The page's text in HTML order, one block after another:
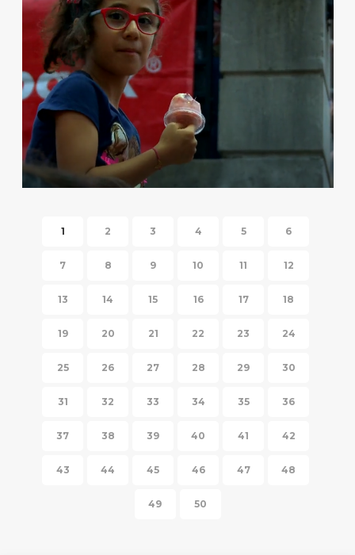
1 2 3 4 5 6
7 8 9 10 11 12
13 14 15 16 17 18
19 20 21 22 23 24
25 26 27 28 29 30
31 32 33 34 35 36
37 38 39 40 41 42
43 44 45 46 47 48
49 50